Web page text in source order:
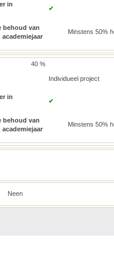
in
✔
behoud van
Minstens 50%
40 %
Individueel project
in
✔
behoud van
Minstens 50%
Neen